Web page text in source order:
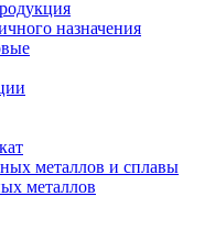
назначения
металлов и сплавы
металлов